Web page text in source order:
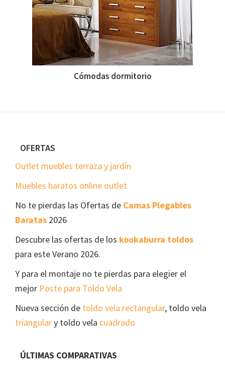
Cómodas dormitorio
FooterOFERTAS
Outlet muebles terraza y jardín
Muebles baratos online outlet
No te pierdas las Ofertas de Camas Plegables
Baratas 2026
Descubre las ofertas de los kookaburra toldos
para este Verano 2026.
Y para el montaje no te pierdas para elegier el
mejor Poste para Toldo Vela
Nueva sección de toldo vela rectangular, toldo vela
triangulary toldo vela cuadrado
ÚLTIMAS COMPARATIVAS